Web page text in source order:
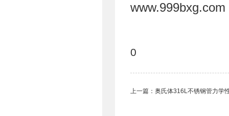
www.999bxg.com
0
上一篇： 奥氏体316L不锈钢管力学